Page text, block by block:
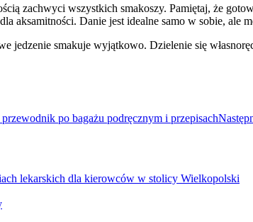
zachwyci wszystkich smakoszy. Pamiętaj, że
aksamitności. Danie jest idealne samo w sobie,
jedzenie smakuje wyjątkowo. Dzielenie się
po bagażu podręcznym i przepisach
lekarskich dla kierowców w stolicy Wielkopolski